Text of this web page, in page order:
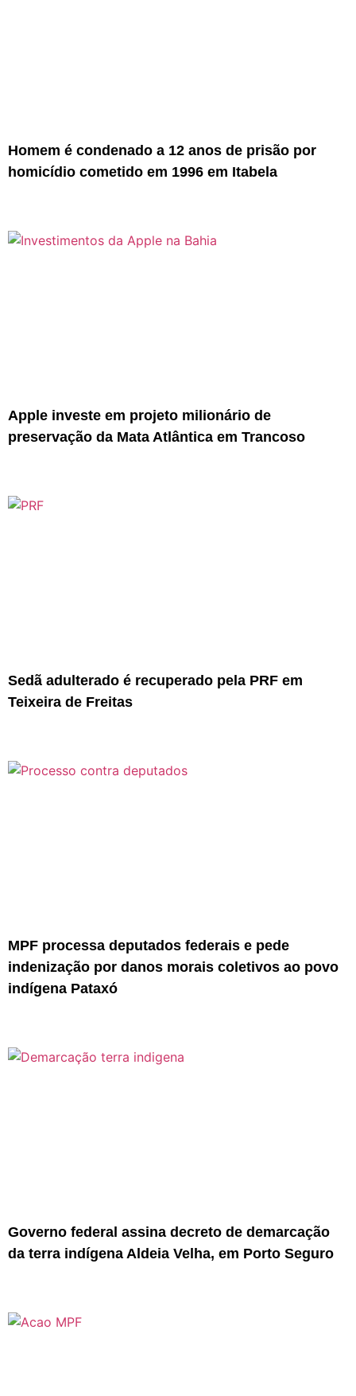
Homem é condenado a 12 anos de prisão por
homicídio cometido em 1996 em Itabela
Apple investe em projeto milionário de
preservação da Mata Atlântica em Trancoso
Sedã adulterado é recuperado pela PRF em
Teixeira de Freitas
MPF processa deputados federais e pede
indenização por danos morais coletivos ao povo
indígena Pataxó
Governo federal assina decreto de demarcação
da terra indígena Aldeia Velha, em Porto Seguro